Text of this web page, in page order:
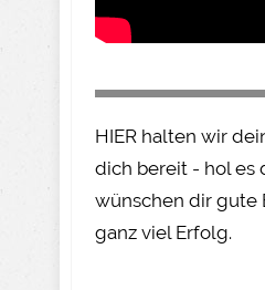
HIER halten wir
dich bereit - hol es
wünschen dir gute
ganz viel Erfolg.